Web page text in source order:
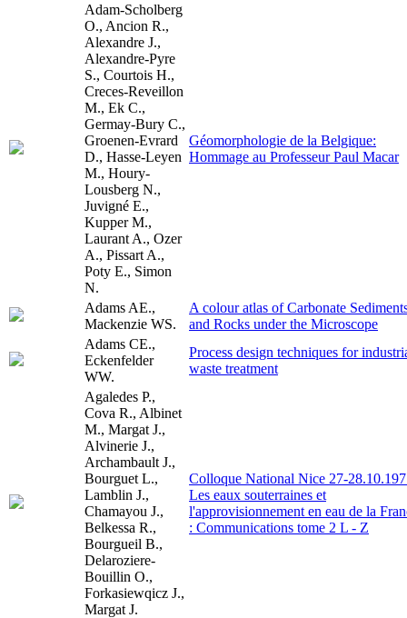
Adam-Scholberg
O., Ancion R.,
Alexandre J.,
Alexandre-Pyre
S., Courtois H.,
Creces-Reveillon
M., Ek C.,
Germay-Bury C.,
Groenen-Evrard
D., Hasse-Leyen
M., Houry-
Lousberg N.,
Juvigné E.,
Kupper M.,
Laurant A., Ozer
A., Pissart A.,
Poty E., Simon
N.
Géomorphologie de la Belgique:
Hommage au Professeur Paul Macar
Adams AE.,
Mackenzie WS.
A colour atlas of Carbonate
and Rocks under the Microscope
Adams CE.,
Eckenfelder
WW.
Process design techniques for
waste treatment
Agaledes P.,
Cova R., Albinet
M., Margat J.,
Alvinerie J.,
Archambault J.,
Bourguet L.,
Lamblin J.,
Chamayou J.,
Belkessa R.,
Bourgueil B.,
Delaroziere-
Bouillin O.,
Forkasiewqicz J.,
Margat J.
Colloque National Nice 27-
Les eaux souterraines et
l'approvisionnement en eau de la
: Communications tome 2 L - Z